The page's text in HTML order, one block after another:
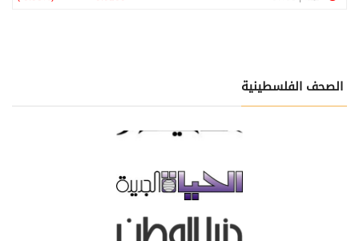
الصحف الفلسطينية